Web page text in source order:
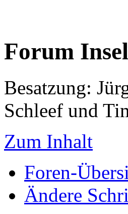
Forum
Besatzung:
Schleef und
Zum Inhalt
Foren-
Ändere